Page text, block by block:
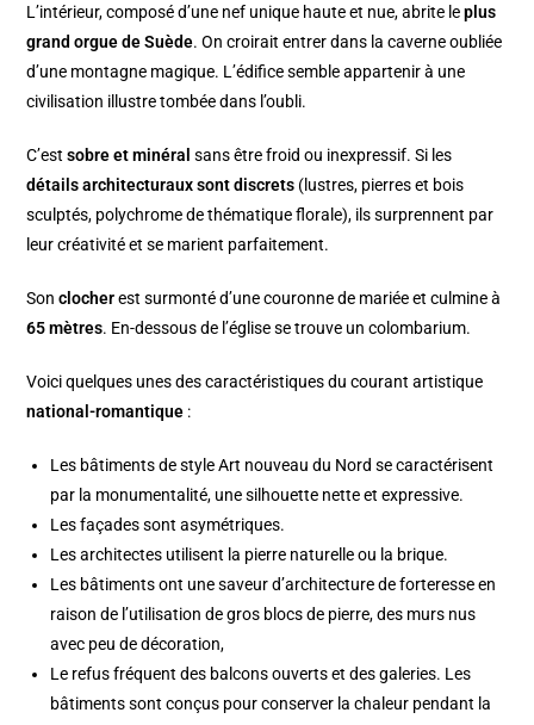
L’intérieur, composé d’une nef unique haute et nue, abrite leplus
grand orgue de Suède. On croirait entrer dans la caverne oubliée
d’une montagne magique. L’édifice semble appartenir à une
civilisation illustre tombée dans l’oubli.
C’estsobre et minéral sans être froid ou inexpressif. Si les
détails architecturaux sont discrets (lustres, pierres et bois
sculptés, polychrome de thématique florale), ils surprennent par
leur créativité et se marient parfaitement.
Sonclocherest surmonté d’une couronne de mariée et culmine à
65 mètres. En-dessous de l’église se trouve un colombarium.
Voici quelques unes des caractéristiques du courant artistique
national-romantique :
Les bâtiments de style Art nouveau du Nord se caractérisent
par la monumentalité, une silhouette nette et expressive.
Les façades sont asymétriques.
Les architectes utilisent la pierre naturelle ou la brique.
Les bâtiments ont une saveur d’architecture de forteresse en
raison de l’utilisation de gros blocs de pierre, des murs nus
avec peu de décoration,
Le refus fréquent des balcons ouverts et des galeries. Les
bâtiments sont conçus pour conserver la chaleur pendant la